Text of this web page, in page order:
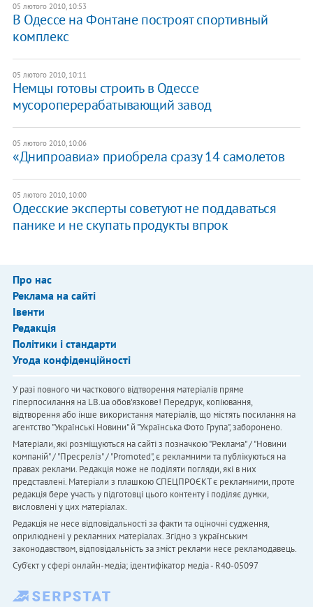
05 лютого 2010, 10:53
В Одессе на Фонтане построят спортивный
комплекс
05 лютого 2010, 10:11
Немцы готовы строить в Одессе
мусороперерабатывающий завод
05 лютого 2010, 10:06
«Днипроавиа» приобрела сразу 14 самолетов
05 лютого 2010, 10:00
Одесские эксперты советуют не поддаваться
панике и не скупать продукты впрок
Про нас
Реклама на сайті
Івенти
Редакція
Політики і стандарти
Угода конфіденційності
У разі повного чи часткового відтворення матеріалів пряме
гіперпосилання на LB.ua обов'язкове! Передрук, копіювання,
відтворення або інше використання матеріалів, що містять посилання на
агентство "Українськi Новини" й "Українська Фото Група", заборонено.
Матеріали, які розміщуються на сайті з позначкою "Реклама" / "Новини
компаній" / "Пресреліз" / "Promoted", є рекламними та публікуються на
правах реклами. Редакція може не поділяти погляди, які в них
представлені. Матеріали з плашкою СПЕЦПРОЄКТ є рекламними, проте
редакція бере участь у підготовці цього контенту і поділяє думки,
висловлені у цих матеріалах.
Редакція не несе відповідальності за факти та оціночні судження,
оприлюднені у рекламних матеріалах. Згідно з українським
законодавством, відповідальність за зміст реклами несе рекламодавець.
Cуб'єкт у сфері онлайн-медіа; ідентифікатор медіа - R40-05097